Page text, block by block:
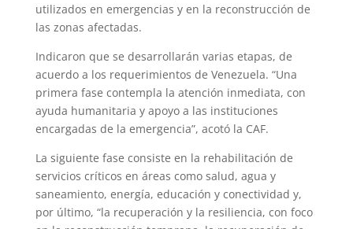
utilizados en emergencias y en la reconstrucción de
las zonas afectadas.
Indicaron que se desarrollarán varias etapas, de
acuerdo a los requerimientos de Venezuela. “Una
primera fase contempla la atención inmediata, con
ayuda humanitaria y apoyo a las instituciones
encargadas de la emergencia”, acotó la CAF.
La siguiente fase consiste en la rehabilitación de
servicios críticos en áreas como salud, agua y
saneamiento, energía, educación y conectividad y,
por último, “la recuperación y la resiliencia, con foco